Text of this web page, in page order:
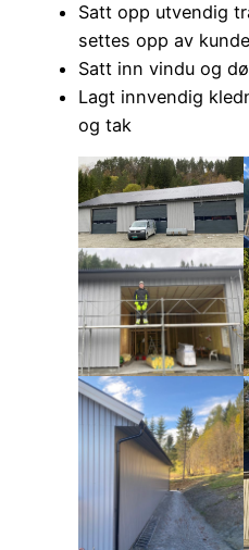
Satt opp utvendig
settes opp av
Satt inn vindu og
Lagt innvendig
og tak